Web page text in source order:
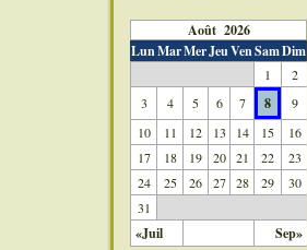
Août 2026
LunMarMerJeuVenSamDim
«Juil Sep»
1
2
3
4 5 6 7 8
9
10
11 12 13 14 15
16
17
18 19 20 21 22
23
24
25 26 27 28 29
30
31